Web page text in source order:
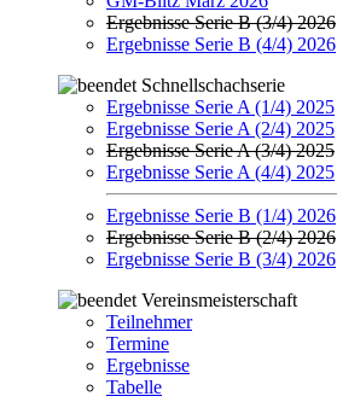
Ergebnisse Serie B (3/4) 2026
Ergebnisse Serie B (4/4) 2026
Schnellschachserie
Ergebnisse Serie A (1/4) 2025
Ergebnisse Serie A (2/4) 2025
Ergebnisse Serie A (3/4) 2025
Ergebnisse Serie A (4/4) 2025
Ergebnisse Serie B (1/4) 2026
Ergebnisse Serie B (2/4) 2026
Ergebnisse Serie B (3/4) 2026
Vereinsmeisterschaft
Teilnehmer
Termine
Ergebnisse
Tabelle